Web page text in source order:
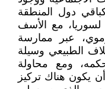
دول المنطقة
لسوريا، مع الأسف
عبر ممارسة
الطبيعي وسيلة
ومع محاولة
أن يكون هناك تركيز